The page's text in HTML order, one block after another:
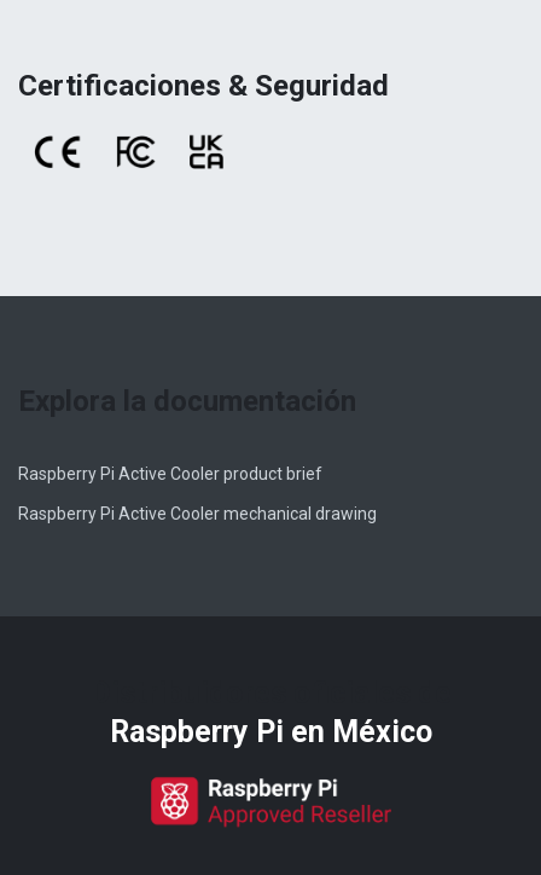
Certificaciones & Seguridad
Explora la documentación
Raspberry Pi Active Cooler product brief
Raspberry Pi Active Cooler mechanical drawing
Raspberry Pi​ en México